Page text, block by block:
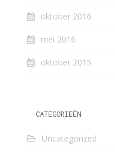
oktober 2016
mei 2016
oktober 2015
CATEGORIEËN
Uncategorized